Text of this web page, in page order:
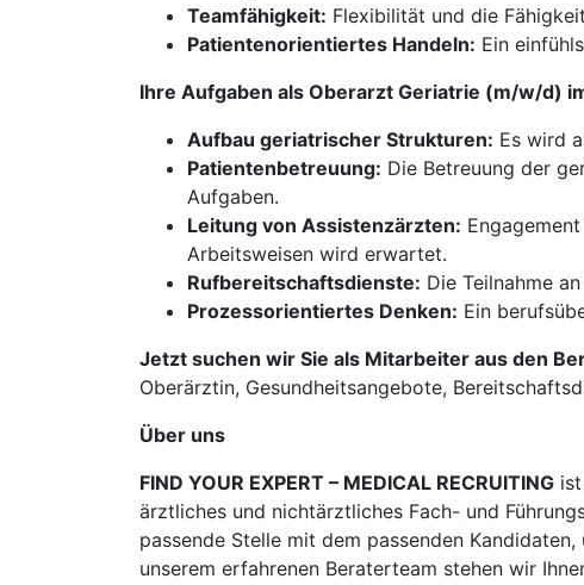
Teamfähigkeit: Flexibilität und die
Patientenorientiertes Handeln: Ein
Ihre Aufgaben als Oberarzt Geriatrie (m/w/d)
Aufbau geriatrischer Strukturen: Es wird
Patientenbetreuung: Die Betreuung der
Aufgaben.
Leitung von Assistenzärzten:
Arbeitsweisen wird erwartet.
Rufbereitschaftsdienste: Die Teilnahme
Prozessorientiertes Denken: Ein
Jetzt suchen wir Sie als Mitarbeiter aus den
Oberärztin, Gesundheitsangebote,
Über uns
FIND YOUR EXPERT – MEDICAL RECRUITING
ärztliches und nichtärztliches Fach- und
passende Stelle mit dem passenden
unserem erfahrenen Beraterteam stehen wir